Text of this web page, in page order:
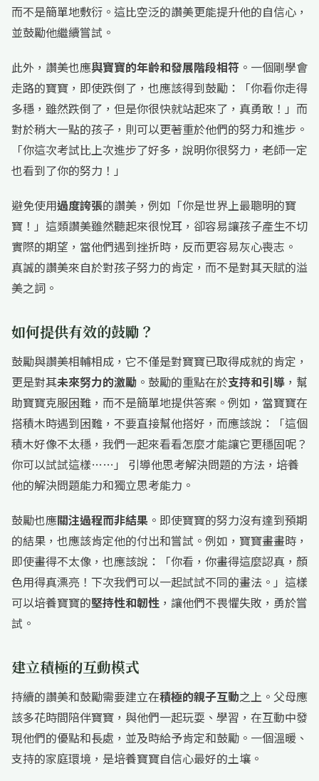
而不是簡單地敷衍。這比空泛的讚美更能提升他的自信心，
並鼓勵他繼續嘗試。
此外，讚美也應與寶寶的年齡和發展階段相符 。一個剛學會
走路的寶寶，即使跌倒了，也應該得到鼓勵：「你看你走得
多穩，雖然跌倒了，但是你很快就站起來了，真勇敢！」而
對於稍大一點的孩子，則可以更著重於他們的努力和進步。
「你這次考試比上次進步了好多，說明你很努力，老師一定
也看到了你的努力！」
避免使用過度誇張的讚美，例如「你是世界上最聰明的寶
寶！」這類讚美雖然聽起來很悅耳，卻容易讓孩子產生不切
實際的期望，當他們遇到挫折時，反而更容易灰心喪志。
真誠的讚美來自於對孩子努力的肯定，而不是對其天賦的溢
美之詞。
如何提供有效的鼓勵？
鼓勵與讚美相輔相成，它不僅是對寶寶已取得成就的肯定，
更是對其未來努力的激勵 。鼓勵的重點在於支持和引導 ，幫
助寶寶克服困難，而不是簡單地提供答案。例如，當寶寶在
搭積木時遇到困難，不要直接幫他搭好，而應該說：「這個
積木好像不太穩，我們一起來看看怎麼才能讓它更穩固呢？
你可以試試這樣……」 引導他思考解決問題的方法，培養
他的解決問題能力和獨立思考能力。
鼓勵也應關注過程而非結果 。即使寶寶的努力沒有達到預期
的結果，也應該肯定他的付出和嘗試。例如，寶寶畫畫時，
即使畫得不太像，也應該說：「你看，你畫得這麼認真，顏
色用得真漂亮！下次我們可以一起試試不同的畫法。」這樣
可以培養寶寶的堅持性和韌性 ，讓他們不畏懼失敗，勇於嘗
試。
建立積極的互動模式
持續的讚美和鼓勵需要建立在積極的親子互動之上。父母應
該多花時間陪伴寶寶，與他們一起玩耍、學習，在互動中發
現他們的優點和長處，並及時給予肯定和鼓勵。一個溫暖、
支持的家庭環境，是培養寶寶自信心最好的土壤。